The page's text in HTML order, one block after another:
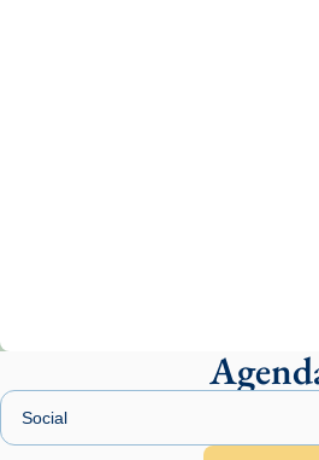
Arquebisbat de
2 weeks ago
Memòria de les santes